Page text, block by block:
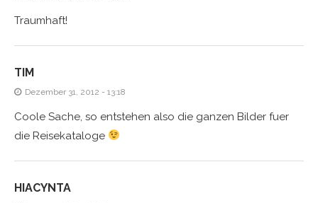
Traumhaft!
TIM
Dezember 31, 2012 - 13:18
Coole Sache, so entstehen also die ganzen Bilder fuer
die Reisekataloge
HIACYNTA